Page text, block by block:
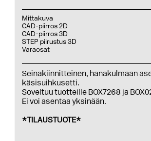
Mittakuva
CAD-piirros 2D
CAD-piirros 3D
STEP piirustus 3D
Varaosat
Seinäkiinnitteinen, hanakulmaan
käsisuihkusetti.
Soveltuu tuotteille BOX7268 ja
Ei voi asentaa yksinään.
*TILAUSTUOTE*